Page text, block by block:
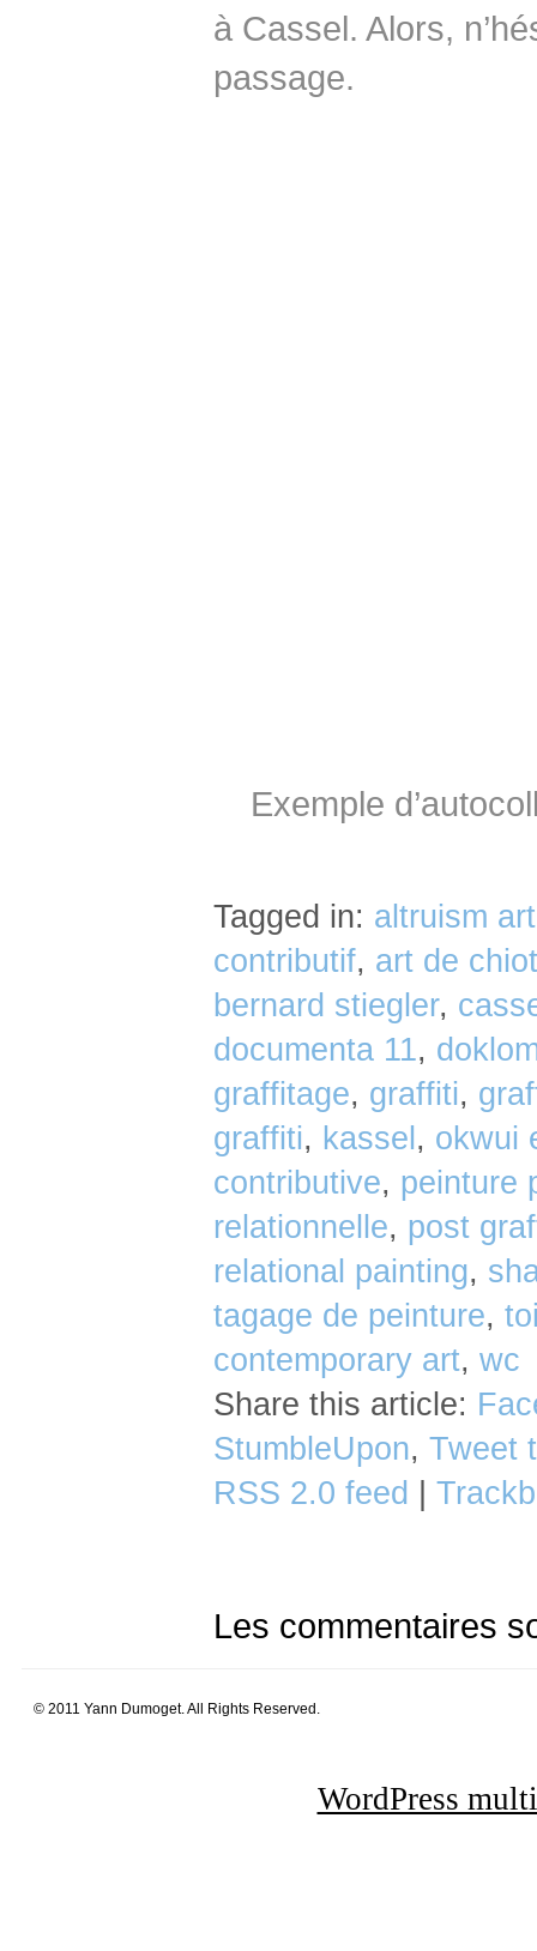
à Cassel. Alors,
passage.
Exemple
Tagged in: altruism art
contributif, art de
bernard stiegler,
documenta 11,
graffitage, graffiti,
graffiti, kassel , okwui
contributive, peinture
relationnelle, post
relational painting,
tagage de peinture,
contemporary art, wc
Share this article:
StumbleUpon, Tweet
RSS 2.0 feed
Les commentaires
© 2011 Yann Dumoget. All Rights Reserved.
WordPress